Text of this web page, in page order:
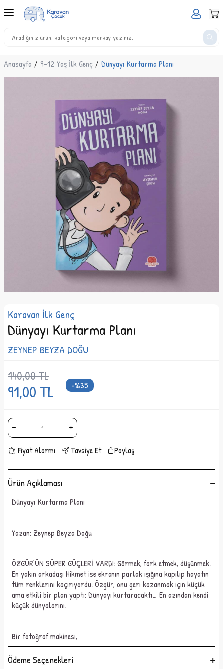
Anasayfa / 9-12 Yaş İlk Genç / Dünyayı Kurtarma Planı
Karavan İlk Genç
Dünyayı Kurtarma Planı
ZEYNEP BEYZA DOĞU
140,00TL
91,00 TL -%35
Fiyat Alarmı Tavsiye Et Paylaş
Ürün Açıklaması
Dünyayı Kurtarma Planı
Yazan: Zeynep Beyza Doğu
ÖZGÜR’ÜN SÜPER GÜÇLERİ VARDI: Görmek, fark etmek, düşünmek.
En yakın arkadaşı Hikmet ise ekranın parlak ışığına kapılıp hayatın
tüm renklerini kaçırıyordu. Özgür, onu geri kazanmak için küçük
ama etkili bir plan yaptı: Dünyayı kurtaracaktı… En azından kendi
küçük dünyalarını.
Bir fotoğraf makinesi,
Ödeme Seçenekleri